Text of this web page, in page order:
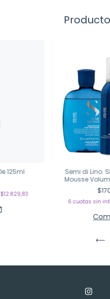
125ml
$12.829,83
Semi di Lino:
Mousse
6 cuotas sin